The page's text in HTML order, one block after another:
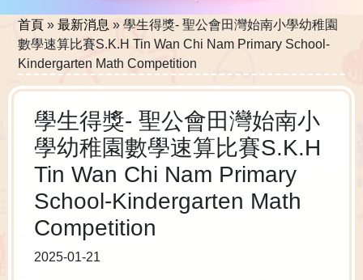
首頁 »最新消息 »學生得獎- 聖公會田灣始南小學幼稚園
數學速算比賽S.K.H Tin Wan Chi Nam Primary School-
Kindergarten Math Competition
學生得獎- 聖公會田灣始南小
學幼稚園數學速算比賽S.K.H
Tin Wan Chi Nam Primary
School-Kindergarten Math
Competition
2025-01-21